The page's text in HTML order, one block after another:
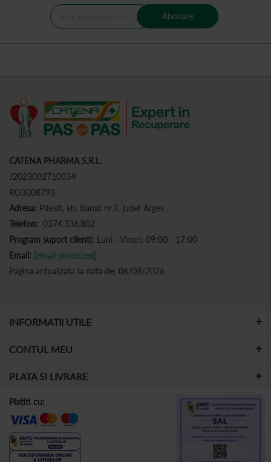
Abonare
CATENA PHARMA S.R.L.
J2023002710034
RO3008793
Adresa: Pitesti, str. Banat nr.2, judet Arges
Telefon: 0374.336.802
Program suport clienti: Luni - Vineri: 09:00 - 17:00
Email: [email protected]
Pagina actualizata la data de: 06/08/2026
INFORMATII UTILE
CONTUL MEU
PLATA SI LIVRARE
Platiti cu: